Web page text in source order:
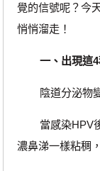
覺的信號呢？今
悄悄溜走！
一、出現這
陰道分泌物
當感染HPV後
濃鼻涕一樣粘稠